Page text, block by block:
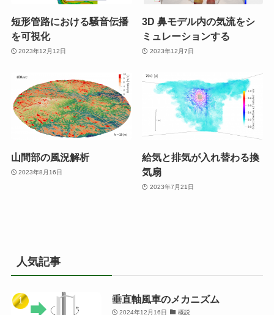
短形管路における騒音伝播
を可視化
2023年12月12日
3D 鼻モデル内の気流をシ
ミュレーションする
2023年12月7日
山間部の風況解析
2023年8月16日
給気と排気が入れ替わる換
気扇
2023年7月21日
人気記事
垂直軸風車のメカニズム
2024年12月16日 概説